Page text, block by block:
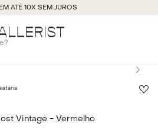
ATÉ 10X SEM JUROS
Vintage - Vermelho